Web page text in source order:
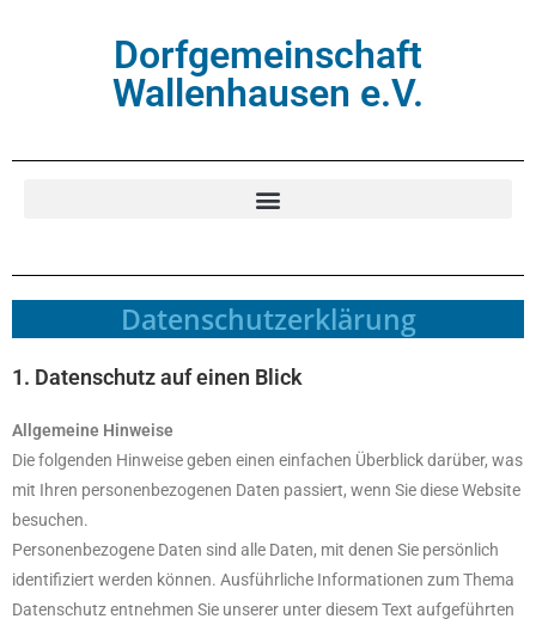
Dorfgemeinschaft
Wallenhausen e.V.
Datenschutzerklärung
1. Datenschutz auf einen Blick
Allgemeine Hinweise
Die folgenden Hinweise geben einen einfachen Überblick darüber, was
mit Ihren personenbezogenen Daten passiert, wenn Sie diese Website
besuchen.
Personenbezogene Daten sind alle Daten, mit denen Sie persönlich
identifiziert werden können. Ausführliche Informationen zum Thema
Datenschutz entnehmen Sie unserer unter diesem Text aufgeführten